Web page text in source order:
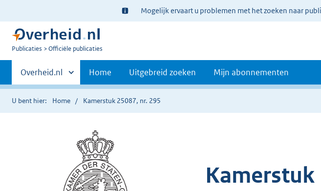
Ter
informatie:
Mogelijk ervaart u problemen met het zoeken naar
U
Publicaties Officiële publicaties
Primaire
navigatie
Andere
sites
binnen
Overheid.nl Home Uitgebreid zoeken Mijn abonnementen
U bent hier: Home Kamerstuk 25087, nr. 295
Kamerstuk